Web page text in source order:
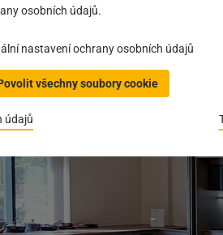
osobních údajů.
nastavení ochrany osobních údajů
všechny soubory cookie
údajů